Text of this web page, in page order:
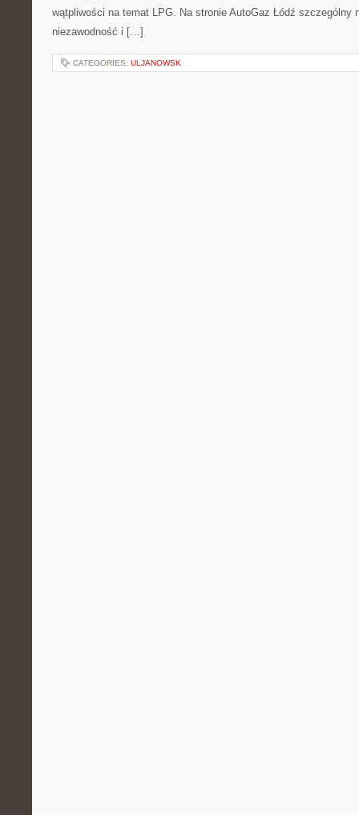
wątpliwości na temat LPG. Na stronie AutoGaz Łódź szczególny
niezawodność i […]
CATEGORIES: ULJANOWSK